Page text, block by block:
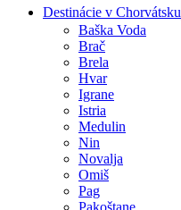
Destinácie v Chorvátsku
Baška Voda
Brač
Brela
Hvar
Igrane
Istria
Medulin
Nin
Novalja
Omiš
Pag
Pakoštane